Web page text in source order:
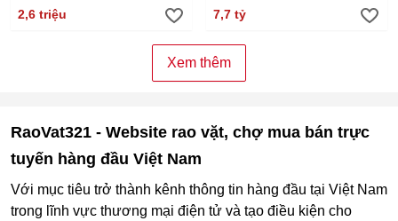
Minh
2,6 triệu
Minh
7,7 tỷ
Xem thêm
RaoVat321 - Website rao vặt, chợ mua bán trực
tuyến hàng đầu Việt Nam
Với mục tiêu trở thành kênh thông tin hàng đầu tại Việt Nam
trong lĩnh vực thương mại điện tử và tạo điều kiện cho